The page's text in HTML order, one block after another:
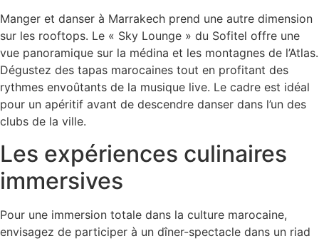
Manger et danser à Marrakech prend une autre dimension
sur les rooftops. Le « Sky Lounge » du Sofitel offre une
vue panoramique sur la médina et les montagnes de l’Atlas.
Dégustez des tapas marocaines tout en profitant des
rythmes envoûtants de la musique live. Le cadre est idéal
pour un apéritif avant de descendre danser dans l’un des
clubs de la ville.
Les expériences culinaires
immersives
Pour une immersion totale dans la culture marocaine,
envisagez de participer à un dîner-spectacle dans un riad